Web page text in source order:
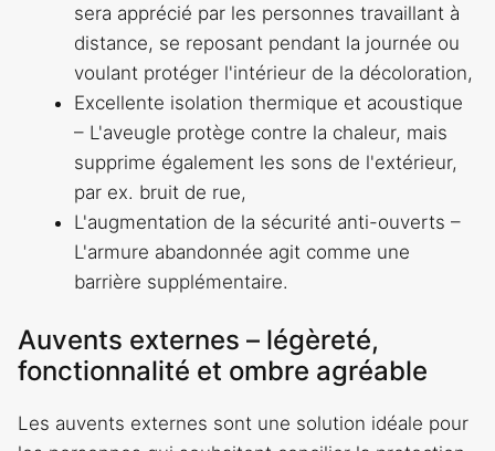
sera apprécié par les personnes travaillant à
distance, se reposant pendant la journée ou
voulant protéger l'intérieur de la décoloration,
Excellente isolation thermique et acoustique
– L'aveugle protège contre la chaleur, mais
supprime également les sons de l'extérieur,
par ex. bruit de rue,
L'augmentation de la sécurité anti-ouverts –
L'armure abandonnée agit comme une
barrière supplémentaire.
Auvents externes – légèreté,
fonctionnalité et ombre agréable
Les auvents externes sont une solution idéale pour